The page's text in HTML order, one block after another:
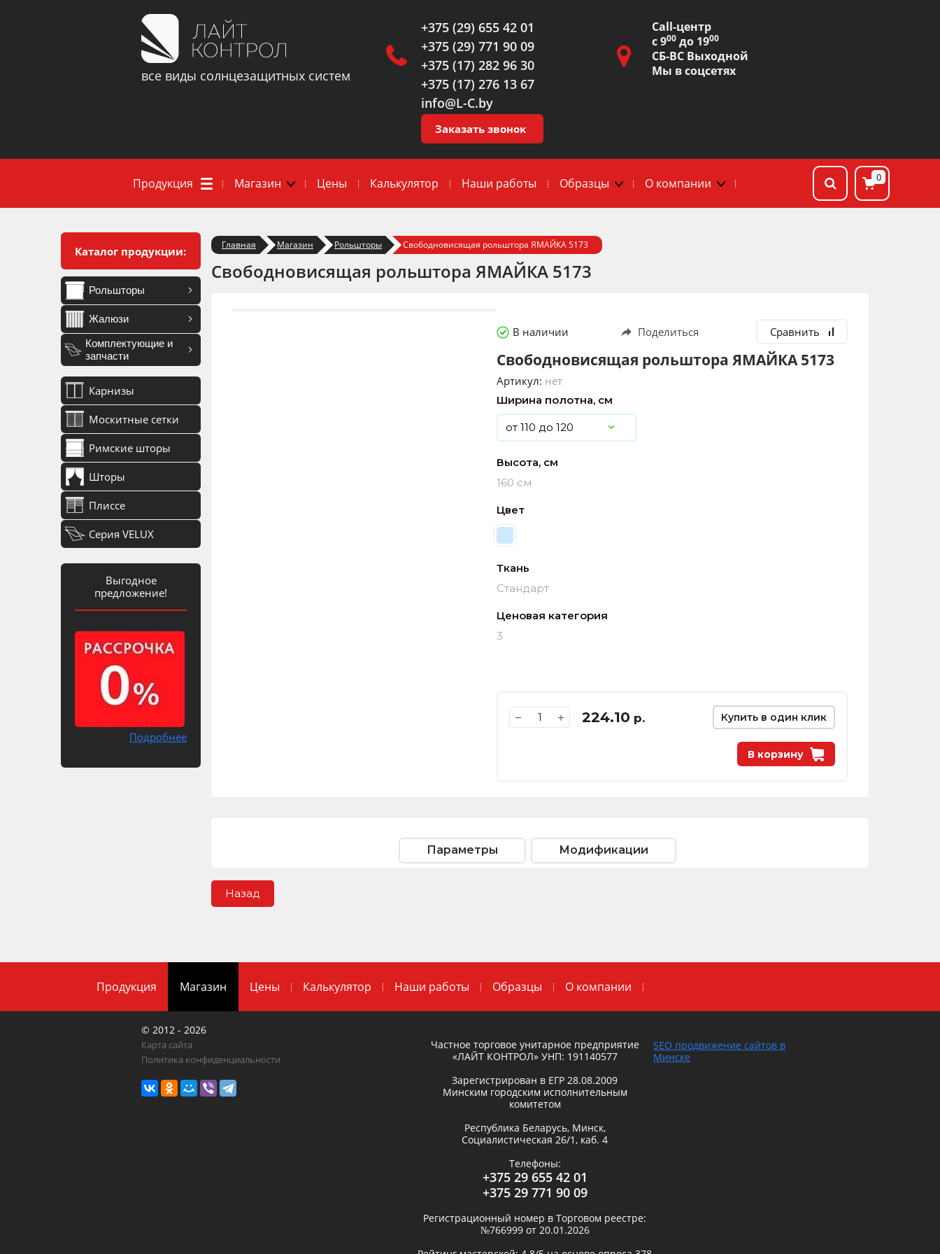
все виды солнцезащитных систем
+375 (29) 655 42 01
+375 (29) 771 90 09
+375 (17) 282 96 30
+375 (17) 276 13 67
info@L-C.by
Заказать звонок
Сall-центр
с 900 до 1900
СБ-ВС Выходной
Мы в соцсетях
Продукция Магазин Цены Калькулятор Наши работы Образцы О компании 0
Каталог продукции:
Рольшторы
Жалюзи
Комплектующие и
запчасти
Карнизы
Москитные сетки
Римские шторы
Шторы
Плиссе
Серия VELUX
Выгодное
предложение!
Подробнее
Главная Магазин Рольшторы Свободновисящая рольштора ЯМАЙКА 5173
Свободновисящая рольштора ЯМАЙКА 5173
В наличии Поделиться Сравнить
Свободновисящая рольштора ЯМАЙКА 5173
Артикул: нет
Ширина полотна, см
Высота, см
160 см
Цвет
Ткань
Стандарт
Ценовая категория
3
− + 224.10 р.
В корзину
Купить в один клик
Параметры Модификации
Назад
Продукция Магазин Цены Калькулятор Наши работы Образцы О компании
© 2012 - 2026
Карта сайта
Политика конфиденциальности
Частное торговое унитарное предприятие
«ЛАЙТ КОНТРОЛ» УНП: 191140577
Зарегистрирован в ЕГР 28.08.2009
Минским городским исполнительным
комитетом
Республика Беларусь,Минск,
Социалистическая 26/1, каб. 4
Телефоны:
+375 29 655 42 01
+375 29 771 90 09
Регистрационный номер в Торговом реестре:
№766999 от 20.01.2026
SEO продвижение сайтов в
Минске